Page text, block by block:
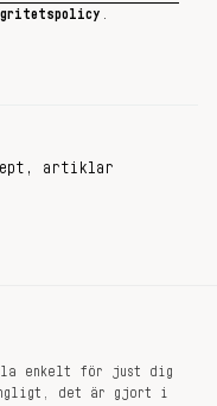
artiklar
enkelt för just dig
det är gjort i